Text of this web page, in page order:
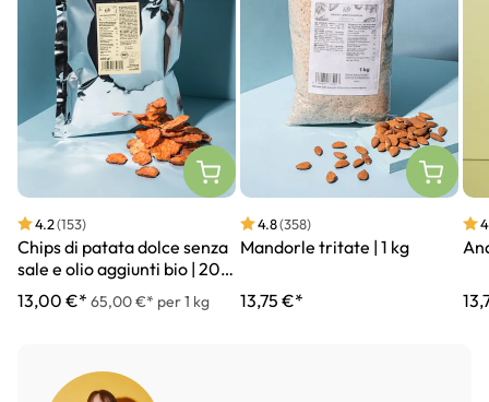
4.2(153)
Chips di patata dolce senza
sale e olio aggiunti bio | 200
g
13,00 €* 65,00 €* per 1 kg
4.8(358)
Mandorle tritate | 1 kg
13,75 €*